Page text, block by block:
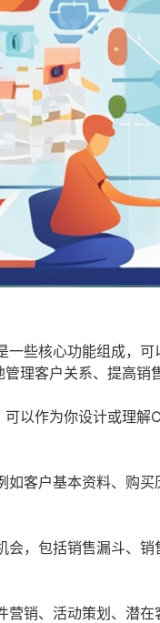
一些核心功能组成，
理客户关系、提高销
以作为你设计或理解
客户基本资料、购买
，包括销售漏斗、销
销、活动策划、潜在